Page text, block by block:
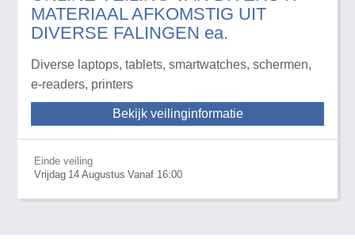
MATERIAAL AFKOMSTIG UIT
DIVERSE FALINGEN ea.
Diverse laptops, tablets, smartwatches, schermen,
e-readers, printers
Bekijk veilinginformatie
Einde veiling
Vrijdag 14 Augustus Vanaf 16:00